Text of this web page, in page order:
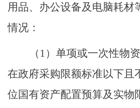
用品、办公设备及电脑耗材
情况 ：
（ 1 ） 单项或一次性物
在政府采购限额标准以下且
位国有资产配置预算及实物